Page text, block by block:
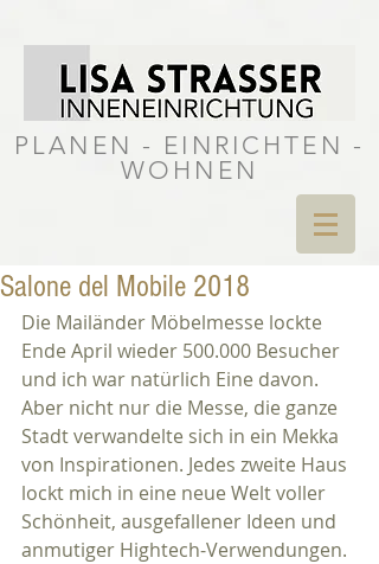
PLANEN - EINRICHTEN -
WOHNEN
Salone del Mobile 2018
Die Mailänder Möbelmesse lockte
Ende April wieder 500.000 Besucher
und ich war natürlich Eine davon.
Aber nicht nur die Messe, die ganze
Stadt verwandelte sich in ein Mekka
von Inspirationen. Jedes zweite Haus
lockt mich in eine neue Welt voller
Schönheit, ausgefallener Ideen und
anmutiger Hightech-Verwendungen.